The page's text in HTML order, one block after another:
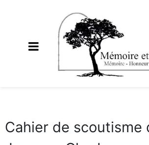
Cahier de scoutisme